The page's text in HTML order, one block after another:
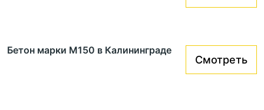
Бетон марки М150 в Калининграде
Смотреть